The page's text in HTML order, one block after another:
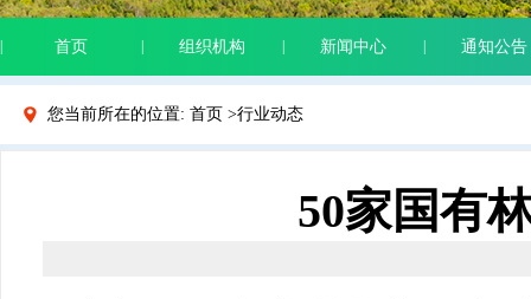
首页 组织机构 新闻中心 通知公告
您当前所在的位置: 首页 >行业动态
50家国有